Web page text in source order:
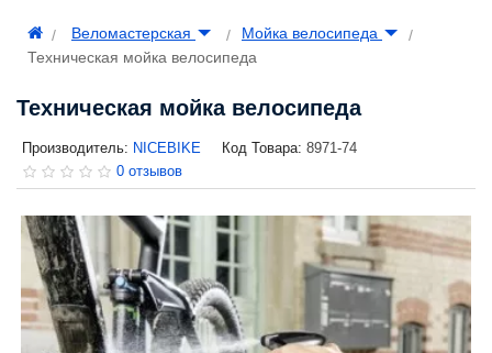
Веломастерская
Мойка велосипеда
Техническая мойка велосипеда
Техническая мойка велосипеда
Производитель: NICEBIKE Код Товара: 8971-74
0 отзывов